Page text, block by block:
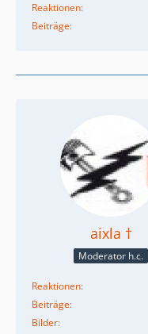
Reaktionen
Beiträge
aixla †
Moderator h.c.
Reaktionen
Beiträge
Bilder